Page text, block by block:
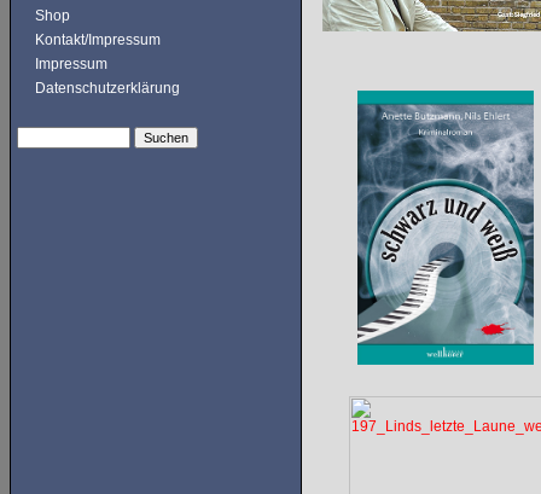
Shop
Kontakt/Impressum
Impressum
Datenschutzerklärung